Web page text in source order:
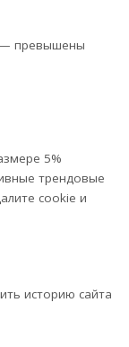
— превышены
5%
трендовые
cookie и
историю сайта